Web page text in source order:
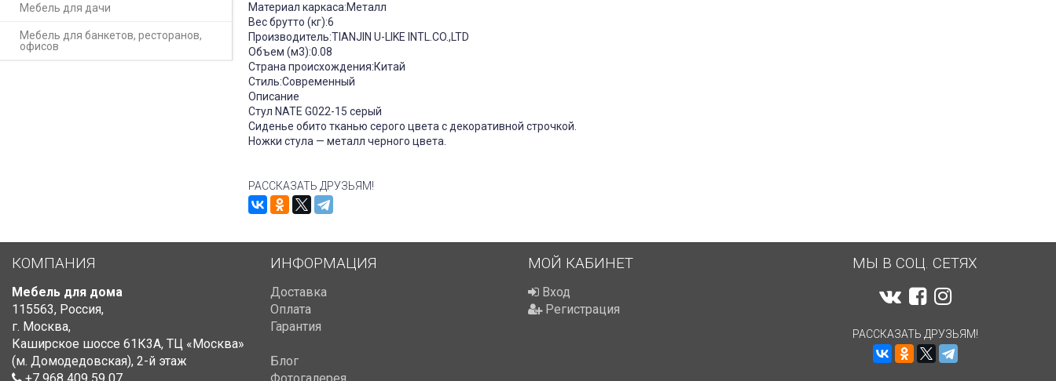
Мебель для дачи
Мебель для банкетов, ресторанов,
офисов
Материал каркаса:Металл
Вес брутто (кг):6
Производитель:TIANJIN U-LIKE INTL.CO.,LTD
Объем (м3):0.08
Страна происхождения:Китай
Стиль:Современный
Описание
Стул NATE G022-15 серый
Сиденье обито тканью серого цвета с декоративной строчкой.
Ножки стула — металл черного цвета.
РАССКАЗАТЬ ДРУЗЬЯМ!
КОМПАНИЯ
Мебель для дома
115563, Россия,
г. Москва,
Каширское шоссе 61К3А, ТЦ «Москва»
(м. Домодедовская), 2-й этаж
ИНФОРМАЦИЯ
Доставка
Оплата
Гарантия
Блог
МОЙ КАБИНЕТ
Вход
Регистрация
МЫ В СОЦ. СЕТЯХ
РАССКАЗАТЬ ДРУЗЬЯМ!